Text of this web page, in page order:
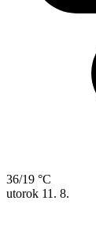
36/19 °C
utorok 11. 8.